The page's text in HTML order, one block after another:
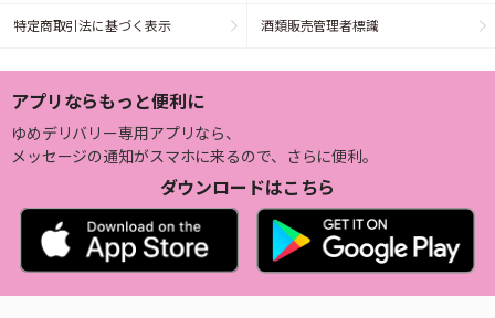
特定商取引法に基づく表示 酒類販売管理者標識
アプリならもっと便利に
ゆめデリバリー専用アプリなら、
メッセージの通知がスマホに来るので、さらに便利。
ダウンロードはこちら